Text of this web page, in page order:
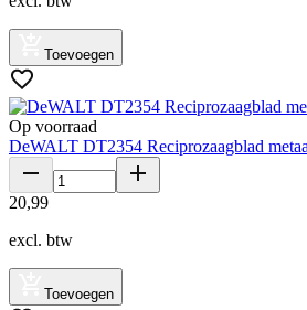
Toevoegen
Op voorraad
DeWALT DT2354 Reciprozaagblad
20,99
excl. btw
Toevoegen